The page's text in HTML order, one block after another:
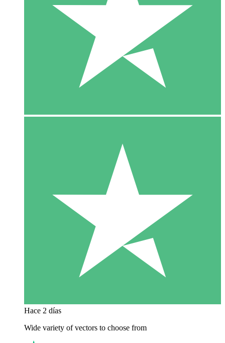
Hace 2 días
Wide variety of vectors to choose from